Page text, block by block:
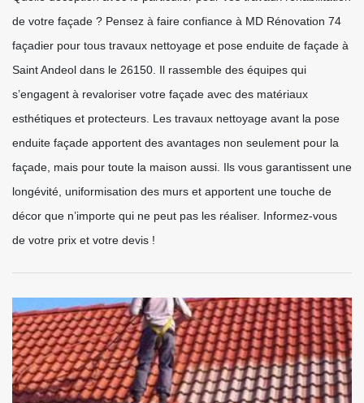
de votre façade ? Pensez à faire confiance à MD Rénovation 74
façadier pour tous travaux nettoyage et pose enduite de façade à
Saint Andeol dans le 26150. Il rassemble des équipes qui
s’engagent à revaloriser votre façade avec des matériaux
esthétiques et protecteurs. Les travaux nettoyage avant la pose
enduite façade apportent des avantages non seulement pour la
façade, mais pour toute la maison aussi. Ils vous garantissent une
longévité, uniformisation des murs et apportent une touche de
décor que n’importe qui ne peut pas les réaliser. Informez-vous
de votre prix et votre devis !